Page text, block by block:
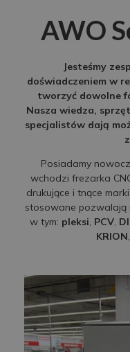
AWO
Jesteśmy
doświadczeniem w
tworzyć dowolne
Nasza wiedza,
specjalistów dają
Posiadamy
wchodzi frezarka
drukujące i tnące marki
stosowane pozwalają
w tym: pleksi, PCV,
KRION,